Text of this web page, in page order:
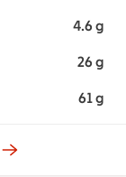
4.6 g
26 g
61 g